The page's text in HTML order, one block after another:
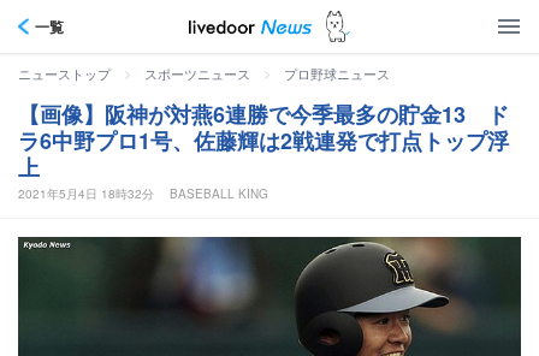
一覧
ニューストップ > スポーツニュース > プロ野球ニュース
【画像】阪神が対燕6連勝で今季最多の貯金13 ド
ラ6中野プロ1号、佐藤輝は2戦連発で打点トップ浮
上
2021年5月4日 18時32分 BASEBALL KING